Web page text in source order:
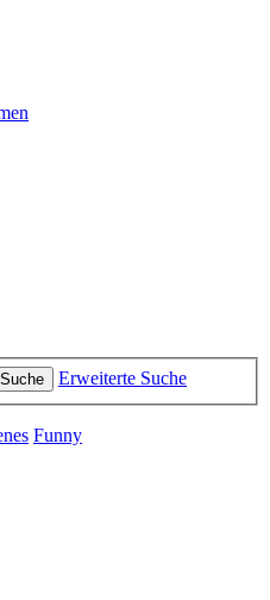
Suche Erweiterte Suche
Funny